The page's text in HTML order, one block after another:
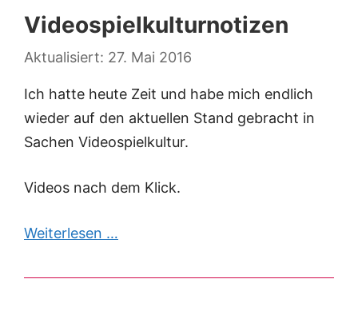
Videospielkulturnotizen
27. Mai 2016
Ich hatte heute Zeit und habe mich endlich
wieder auf den aktuellen Stand gebracht in
Sachen Videospielkultur.
Videos nach dem Klick.
Weiterlesen …